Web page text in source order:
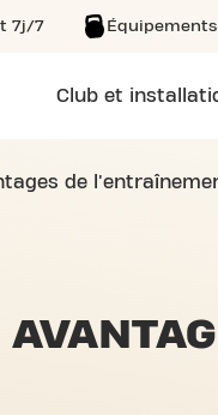
7j/7
Club et
de